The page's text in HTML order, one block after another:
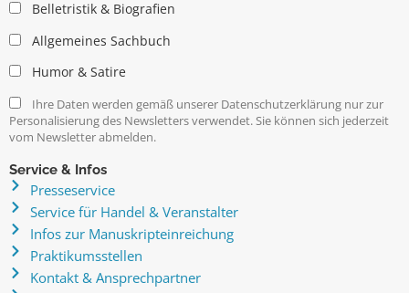
Belletristik & Biografien
Allgemeines Sachbuch
Humor & Satire
Ihre Daten werden gemäß unserer Datenschutzerklärung nur zur
Personalisierung des Newsletters verwendet. Sie können sich jederzeit
vom Newsletter abmelden.
Service & Infos
Presseservice
Service für Handel & Veranstalter
Infos zur Manuskripteinreichung
Praktikumsstellen
Kontakt & Ansprechpartner